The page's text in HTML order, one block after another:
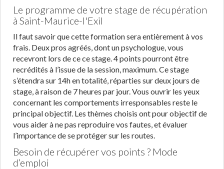
Le programme de votre stage de récupération
à Saint-Maurice-l'Exil
Il faut savoir que cette formation sera entièrement à vos
frais. Deux pros agréés, dont un psychologue, vous
recevront lors de ce ce stage. 4 points pourront être
recrédités à l’issue de la session, maximum. Ce stage
s’étendra sur 14h en totalité, réparties sur deux jours de
stage, à raison de 7 heures par jour. Vous ouvrir les yeux
concernant les comportements irresponsables reste le
principal objectif. Les thèmes choisis ont pour objectif de
vous aider à ne pas reproduire vos fautes, et évaluer
l’importance de se protéger sur les routes.
Besoin de récupérer vos points ? Mode
d’emploi